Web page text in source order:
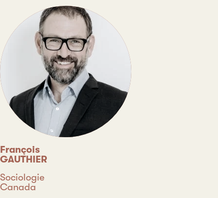
François
GAUTHIER
Discipline
Sociologie
Pays
Canada